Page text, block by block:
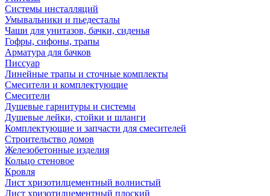
Системы инсталляций
Умывальники и пьедесталы
Чаши для унитазов, бачки, сиденья
Гофры, сифоны, трапы
Арматура для бачков
Писсуар
Линейные трапы и сточные комплекты
Смесители и комплектующие
Смесители
Душевые гарнитуры и системы
Душевые лейки, стойки и шланги
Комплектующие и запчасти для смесителей
Строительство домов
Железобетонные изделия
Кольцо стеновое
Кровля
Лист хризотилцементный волнистый
Лист хризотилцементный плоский